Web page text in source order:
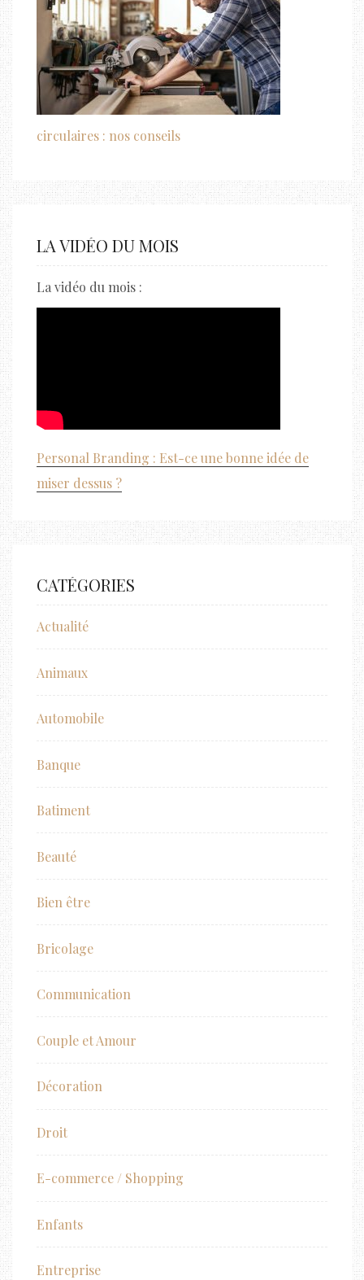
circulaires : nos conseils
LA VIDÉO DU MOIS
La vidéo du mois :
Personal Branding : Est-ce une bonne idée de
miser dessus ?
CATÉGORIES
Actualité
Animaux
Automobile
Banque
Batiment
Beauté
Bien être
Bricolage
Communication
Couple et Amour
Décoration
Droit
E-commerce / Shopping
Enfants
Entreprise